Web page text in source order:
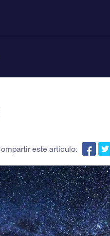
este artículo: